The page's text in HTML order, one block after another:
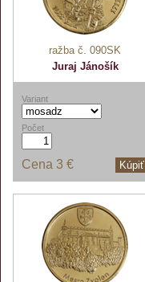
ražba č. 090SK
Juraj Jánošík
Variant
Počet
Kúpiť
Cena 3 €